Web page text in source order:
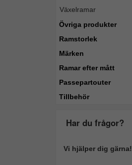
Växelramar
Övriga produkter
Ramstorlek
Märken
Ramar efter mått
Passepartouter
Tillbehör
Har du frågor?
Vi hjälper dig gärna!